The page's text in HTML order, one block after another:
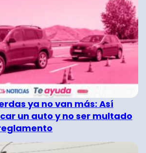
ya no van más: Así
un auto y no ser multado